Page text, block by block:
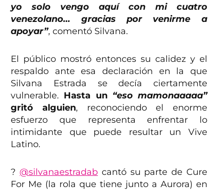
yo solo vengo aquí con mi cuatro
venezolano… gracias por venirme a
apoyar”, comentó Silvana.
El público mostró entonces su calidez y el
respaldo ante esa declaración en la que
Silvana Estrada se decía ciertamente
vulnerable. Hasta un “eso mamonaaaaa”
gritó alguien, reconociendo el enorme
esfuerzo que representa enfrentar lo
intimidante que puede resultar un Vive
Latino.
? @silvanaestradab cantó su parte de Cure
For Me (la rola que tiene junto a Aurora) en